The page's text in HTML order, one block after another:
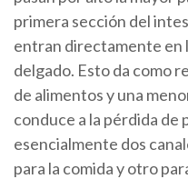
primera sección del
entran directamente en
delgado. Esto da como
de alimentos y una
conduce a la pérdida de
esencialmente dos
para la comida y otro